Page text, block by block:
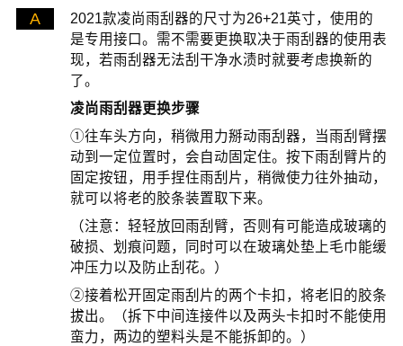
A
2021款凌尚雨刮器的尺寸为26+21英寸，使用的
是专用接口。需不需要更换取决于雨刮器的使用表
现，若雨刮器无法刮干净水渍时就要考虑换新的
了。
凌尚雨刮器更换步骤
①往车头方向，稍微用力掰动雨刮器，当雨刮臂摆
动到一定位置时，会自动固定住。按下雨刮臂片的
固定按钮，用手捏住雨刮片，稍微使力往外抽动，
就可以将老的胶条装置取下来。
（注意：轻轻放回雨刮臂，否则有可能造成玻璃的
破损、划痕问题，同时可以在玻璃处垫上毛巾能缓
冲压力以及防止刮花。）
②接着松开固定雨刮片的两个卡扣，将老旧的胶条
拔出。（拆下中间连接件以及两头卡扣时不能使用
蛮力，两边的塑料头是不能拆卸的。）